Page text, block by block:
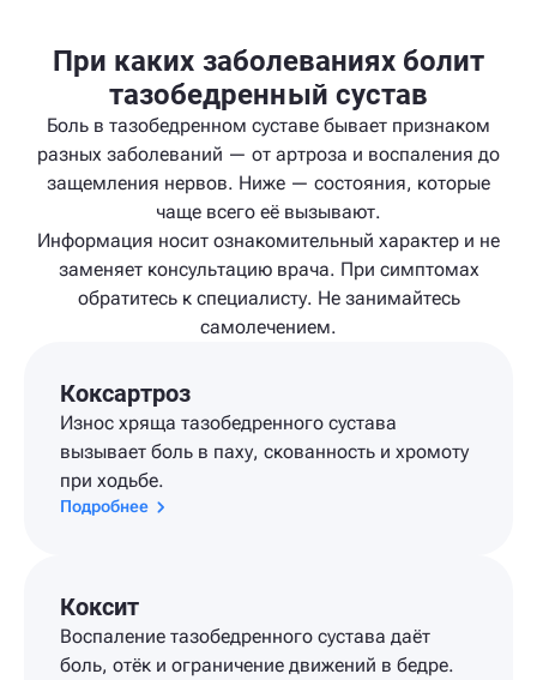
При каких заболеваниях болит
тазобедренный сустав
Боль в тазобедренном суставе бывает признаком
разных заболеваний — от артроза и воспаления до
защемления нервов. Ниже — состояния, которые
чаще всего её вызывают.
Информация носит ознакомительный характер и не
заменяет консультацию врача. При симптомах
обратитесь к специалисту. Не занимайтесь
самолечением.
Коксартроз
Износ хряща тазобедренного сустава
вызывает боль в паху, скованность и хромоту
при ходьбе.
Подробнее
Коксит
Воспаление тазобедренного сустава даёт
боль, отёк и ограничение движений в бедре.